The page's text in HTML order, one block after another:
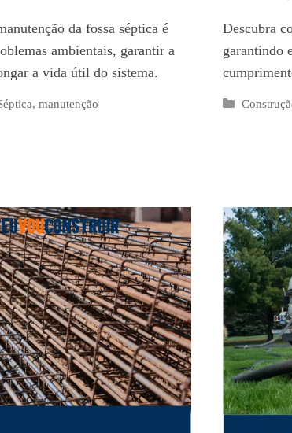
da fossa séptica é
ambientais, garantir a
a vida útil do sistema.
, manutenção
Descubra
garantindo